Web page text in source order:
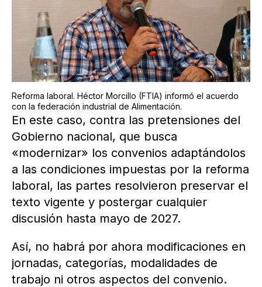
Reforma laboral. Héctor Morcillo (FTIA) informó el acuerdo
con la federación industrial de Alimentación.
En este caso, contra las pretensiones del
Gobierno nacional, que busca
«modernizar» los convenios adaptándolos
a las condiciones impuestas por la reforma
laboral, las partes resolvieron preservar el
texto vigente y postergar cualquier
discusión hasta mayo de 2027.
Así, no habrá por ahora modificaciones en
jornadas, categorías, modalidades de
trabajo ni otros aspectos del convenio.